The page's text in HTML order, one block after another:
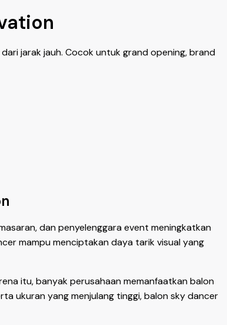
jarak jauh. Cocok untuk grand opening, brand
dan penyelenggara event meningkatkan
mampu menciptakan daya tarik visual yang
itu, banyak perusahaan memanfaatkan balon
ukuran yang menjulang tinggi, balon sky dancer